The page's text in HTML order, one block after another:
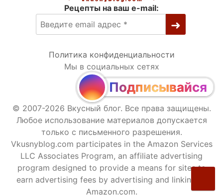
Рецепты на ваш e-mail:
Политика конфиденциальности
Мы в социальных сетях
Подписывайся
© 2007-2026 Вкусный блог. Все права защищены.
Любое использование материалов допускается
только с письменного разрешения.
Vkusnyblog.com participates in the Amazon Services
LLC Associates Program, an affiliate advertising
program designed to provide a means for sites to
earn advertising fees by advertising and linking to
Amazon.com.